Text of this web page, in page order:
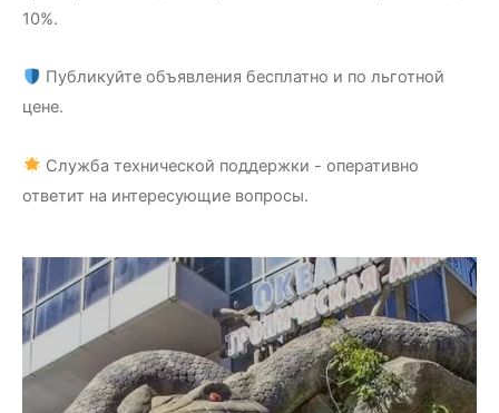
10%.
Публикуйте объявления бесплатно и по льготной
цене.
Служба технической поддержки - оперативно
ответит на интересующие вопросы.